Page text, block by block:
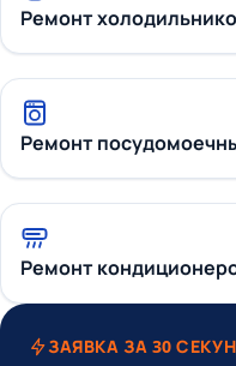
Ремонт
Ремонт
Ремонт
ЗАЯВКА ЗА 30